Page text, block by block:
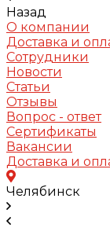
Назад
О компании
Доставка и
Сотрудники
Новости
Статьи
Отзывы
Вопрос - ответ
Сертификаты
Вакансии
Доставка и
Челябинск